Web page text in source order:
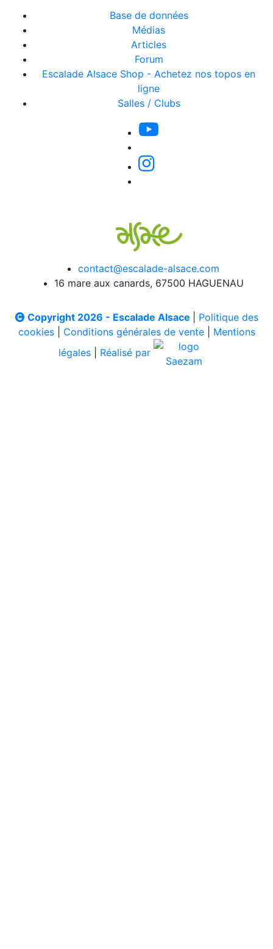
Base de données
Médias
Articles
Forum
Escalade Alsace Shop - Achetez nos topos en
ligne
Salles / Clubs
contact@escalade-alsace.com
16 mare aux canards, 67500 HAGUENAU
Copyright 2026 - Escalade Alsace
Politique des
cookies| Conditions générales de vente| Mentions
légales
Réalisé par